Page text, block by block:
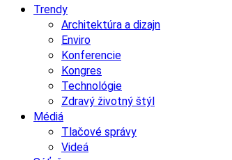
Trendy
Architektúra a dizajn
Enviro
Konferencie
Kongres
Technológie
Zdravý životný štýl
Médiá
Tlačové správy
Videá